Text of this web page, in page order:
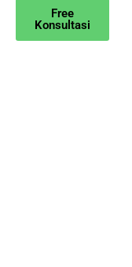
Free
Konsultasi